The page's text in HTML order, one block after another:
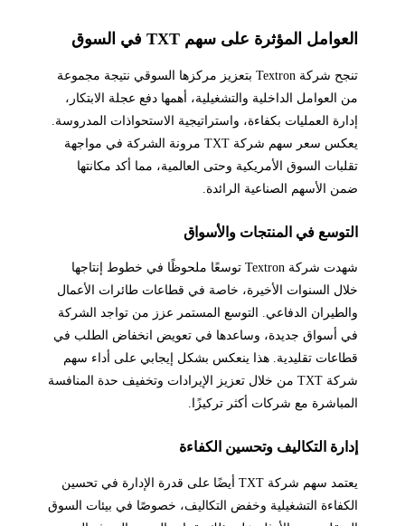
العوامل المؤثرة على سهم TXT في السوق
تنجح شركة Textron بتعزيز مركزها السوقي نتيجة مجموعة
من العوامل الداخلية والتشغيلية، أهمها دفع عجلة الابتكار،
إدارة العمليات بكفاءة، واستراتيجية الاستحواذات المدروسة.
يعكس سعر سهم شركة TXT مرونة الشركة في مواجهة
تقلبات السوق الأمريكية وحتى العالمية، مما أكد مكانتها
ضمن الأسهم الصناعية الرائدة.
التوسع في المنتجات والأسواق
شهدت شركة Textron توسعًا ملحوظًا في خطوط إنتاجها
خلال السنوات الأخيرة، خاصة في قطاعات طائرات الأعمال
والطيران الدفاعي. التوسع المستمر عزز من تواجد الشركة
في أسواق جديدة، وساعدها في تعويض انخفاض الطلب في
قطاعات تقليدية. هذا ينعكس بشكل إيجابي على أداء سهم
شركة TXT من خلال تعزيز الإيرادات وتخفيف حدة المنافسة
المباشرة مع شركات أكثر تركيزًا.
إدارة التكاليف وتحسين الكفاءة
يعتمد سهم شركة TXT أيضًا على قدرة الإدارة في تحسين
الكفاءة التشغيلية وخفض التكاليف، خصوصًا في بيئات السوق